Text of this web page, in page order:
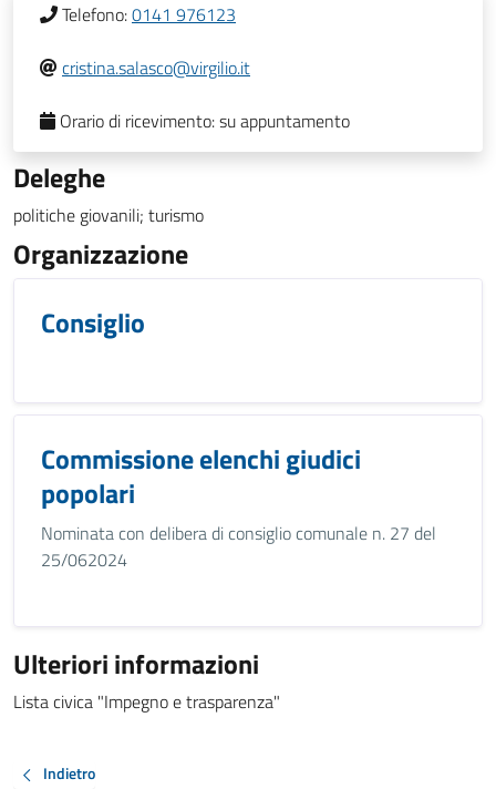
Telefono:0141 976123
cristina.salasco@virgilio.it
Orario di ricevimento:su appuntamento
Deleghe
politiche giovanili; turismo
Organizzazione
Consiglio
Commissione elenchi giudici
popolari
Nominata con delibera di consiglio comunale n. 27 del
25/062024
Ulteriori informazioni
Lista civica "Impegno e trasparenza"
Indietro